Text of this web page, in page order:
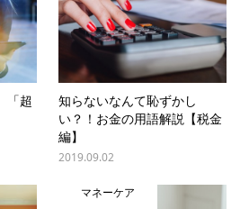
「超
知らないなんて恥ずかし
い？！お金の用語解説【税金
編】
2019.09.02
マネーケア